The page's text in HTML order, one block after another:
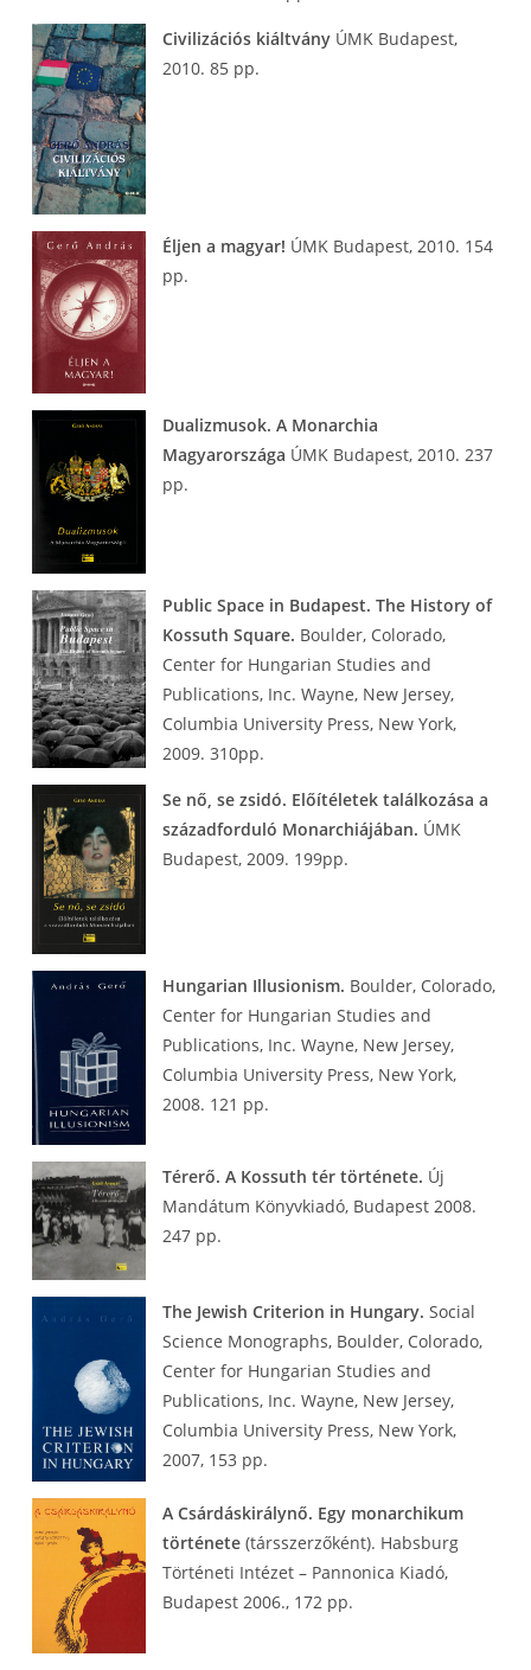
Civilizációs kiáltvány ÚMK Budapest,
2010. 85 pp.
Éljen a magyar! ÚMK Budapest, 2010. 154
pp.
Dualizmusok. A Monarchia
Magyarországa ÚMK Budapest, 2010. 237
pp.
Public Space in Budapest. The History of
Kossuth Square. Boulder, Colorado,
Center for Hungarian Studies and
Publications, Inc. Wayne, New Jersey,
Columbia University Press, New York,
2009. 310pp.
Se nő, se zsidó. Előítéletek találkozása a
századforduló Monarchiájában. ÚMK
Budapest, 2009. 199pp.
Hungarian Illusionism. Boulder, Colorado,
Center for Hungarian Studies and
Publications, Inc. Wayne, New Jersey,
Columbia University Press, New York,
2008. 121 pp.
Térerő. A Kossuth tér története. Új
Mandátum Könyvkiadó, Budapest 2008.
247 pp.
The Jewish Criterion in Hungary. Social
Science Monographs, Boulder, Colorado,
Center for Hungarian Studies and
Publications, Inc. Wayne, New Jersey,
Columbia University Press, New York,
2007, 153 pp.
A Csárdáskirálynő. Egy monarchikum
története (társszerzőként). Habsburg
Történeti Intézet – Pannonica Kiadó,
Budapest 2006., 172 pp.